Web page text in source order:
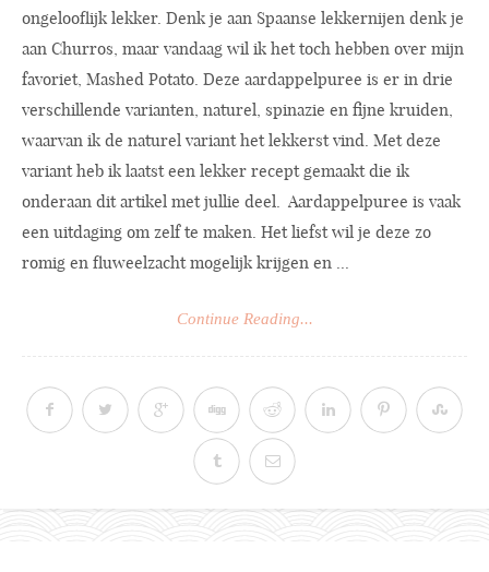
ongelooflijk lekker. Denk je aan Spaanse lekkernijen denk je
aan Churros, maar vandaag wil ik het toch hebben over mijn
favoriet, Mashed Potato. Deze aardappelpuree is er in drie
verschillende varianten, naturel, spinazie en fijne kruiden,
waarvan ik de naturel variant het lekkerst vind. Met deze
variant heb ik laatst een lekker recept gemaakt die ik
onderaan dit artikel met jullie deel. Aardappelpuree is vaak
een uitdaging om zelf te maken. Het liefst wil je deze zo
romig en fluweelzacht mogelijk krijgen en ...
Continue Reading...